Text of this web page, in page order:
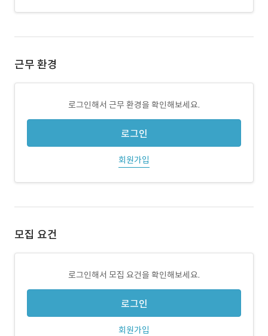
근무 환경
로그인해서 근무 환경을 확인해보세요.
로그인
회원가입
모집 요건
로그인해서 모집 요건을 확인해보세요.
로그인
회원가입